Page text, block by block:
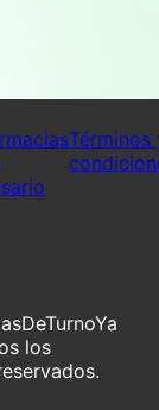
Términos
los